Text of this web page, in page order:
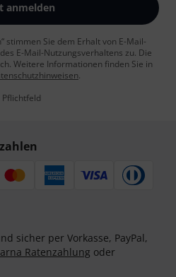
anmelden
stimmen Sie dem Erhalt von E-Mail-
E-Mail-Nutzungsverhaltens zu. Die
Weitere Informationen finden Sie in
.
sicher per Vorkasse, PayPal,
Ratenzahlung oder